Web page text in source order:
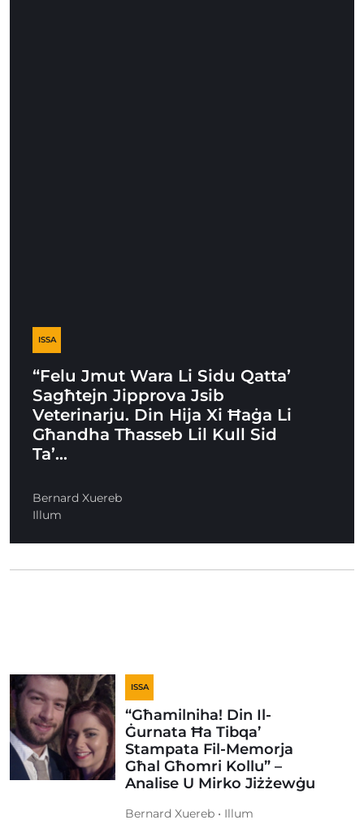
ISSA
“Felu Jmut Wara Li Sidu Qatta’
Sagħtejn Jipprova Jsib
Veterinarju. Din Hija Xi Ħaġa Li
Għandha Tħasseb Lil Kull Sid
Ta’…
Bernard Xuereb
Illum
ISSA
“Għamilniha! Din Il-
Ġurnata Ħa Tibqa’
Stampata Fil-Memorja
Għal Għomri Kollu” –
Analise U Mirko Jiżżewġu
Bernard Xuereb • Illum